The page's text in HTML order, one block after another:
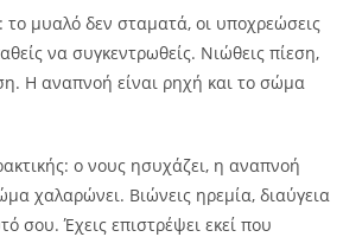
μυαλό δεν σταματά, οι υποχρεώσεις
να συγκεντρωθείς. Νιώθεις πίεση,
Η αναπνοή είναι ρηχή και το σώμα
ο νους ησυχάζει, η αναπνοή
χαλαρώνει. Βιώνεις ηρεμία, διαύγεια
σου. Έχεις επιστρέψει εκεί που